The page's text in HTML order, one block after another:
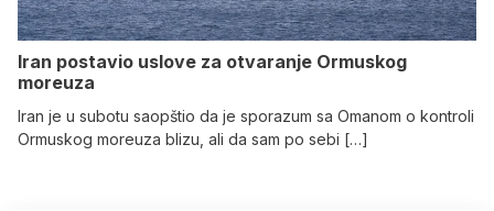
Iran postavio uslove za otvaranje Ormuskog
moreuza
Iran je u subotu saopštio da je sporazum sa Omanom o kontroli
Ormuskog moreuza blizu, ali da sam po sebi […]